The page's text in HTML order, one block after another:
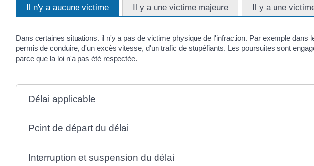
Il n'y a aucune victime Il y a une victime majeure Il y a une
Dans certaines situations, il n'y a pas de victime physique de l'infraction. Par exemple dans
permis de conduire, d'un excès vitesse, d'un trafic de stupéfiants. Les poursuites sont
parce que la loi n'a pas été respectée.
Délai applicable
Point de départ du délai
Interruption et suspension du délai